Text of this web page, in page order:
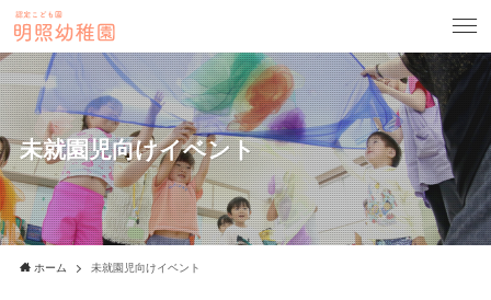
未就園児向けイベント
ホーム 未就園児向けイベント